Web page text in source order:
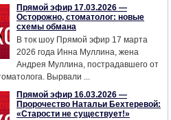
Прямой эфир 17.03.2026 —
Осторожно, стоматолог: новые
схемы обмана
В ток шоу Прямой эфир 17 марта
2026 года Инна Муллина, жена
Андрея Муллина, пострадавшего от
Вырвали ...
Прямой эфир 16.03.2026 —
Пророчество Натальи Бехтеревой:
«Старости не существует!»